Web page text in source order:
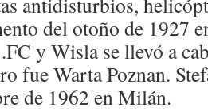
del otoño de 1927
y Wisla se llevó a
fue Warta Poznan.
de 1962 en Milán.